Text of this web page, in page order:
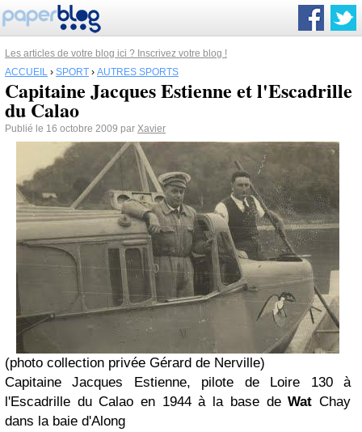
Les articles de votre blog ici ? Inscrivez votre blog !
ACCUEIL › SPORT › AUTRES SPORTS
Capitaine Jacques Estienne et l'Escadrille
du Calao
Publié le 16 octobre 2009 par Xavier
(photo collection privée Gérard de Nerville)
Capitaine Jacques Estienne, pilote de Loire 130 à
l'Escadrille du Calao en 1944 à la base deWat Chay
dans la baie d'Along